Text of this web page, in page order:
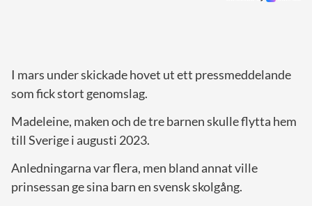
I mars under skickade hovet ut ett pressmeddelande
som fick stort genomslag.
Madeleine, maken och de tre barnen skulle flytta hem
till Sverige i augusti 2023.
Anledningarna var flera, men bland annat ville
prinsessan ge sina barn en svensk skolgång.